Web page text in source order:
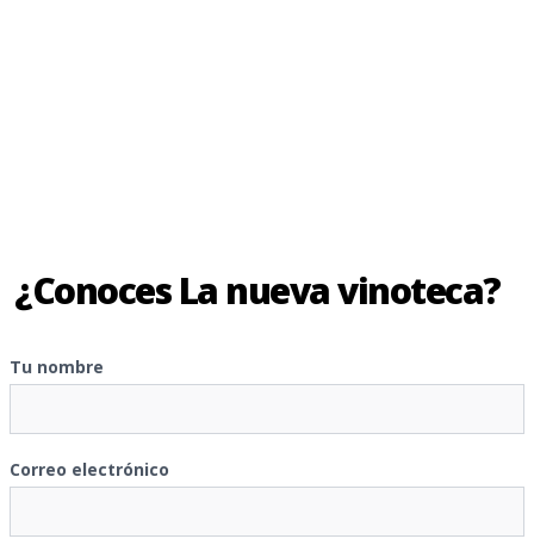
¿Conoces La nueva vinoteca?
Tu nombre
Correo electrónico